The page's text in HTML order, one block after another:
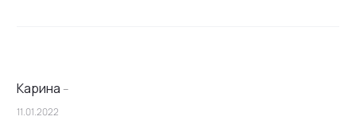
Карина –
11.01.2022